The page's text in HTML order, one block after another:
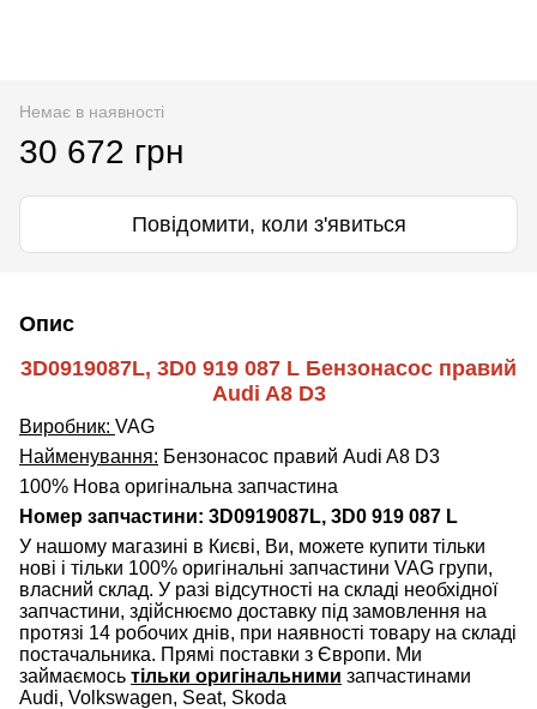
Немає в наявності
30 672 грн
Повідомити, коли з'явиться
Опис
3D0919087L, 3D0 919 087 L Бензонасос правий
Audi A8 D3
Виробник: VAG
Найменування: Бензонасос правий Audi A8 D3
100% Нова оригінальна запчастина
Номер запчастини: 3D0919087L, 3D0 919 087 L
У нашому магазині в Києві, Ви, можете купити тільки
нові і тільки 100% оригінальні запчастини VAG групи,
власний склад. У разі відсутності на складі необхідної
запчастини, здійснюємо доставку під замовлення на
протязі 14 робочих днів, при наявності товару на складі
постачальника. Прямі поставки з Європи. Ми
займаємось тільки оригінальними запчастинами
Audi, Volkswagen, Seat, Skoda